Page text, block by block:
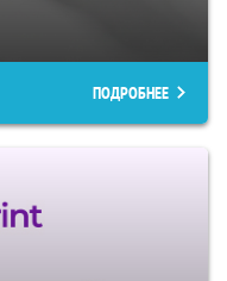
ПОДРОБНЕЕ